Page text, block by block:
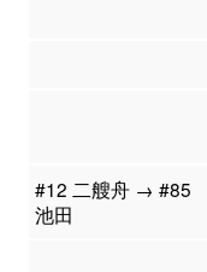
#12 二艘舟 → #85
池田